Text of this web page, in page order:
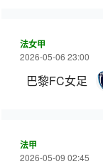
法女甲
2026-05-06 23:00
巴黎FC女足
法甲
2026-05-09 02:45